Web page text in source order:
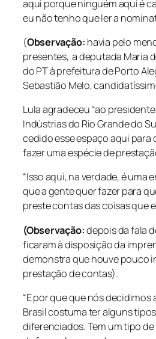
aqui porque ninguém aqui é
eu não tenho que ler a
(Observação: havia pelo
presentes, a deputada Maria
do PT à prefeitura de Porto
Sebastião Melo,
Lula agradeceu “ao
Indústrias do Rio Grande do
cedido esse espaço aqui para
fazer uma espécie de
“Isso aqui, na verdade, é uma
que a gente quer fazer para
preste contas das coisas que
(Observação:depois da fala
ficaram à disposição da
demonstra que houve pouco
prestação de contas).
“E por que que nós decidimos
Brasil costuma ter alguns
diferenciados. Tem um tipo